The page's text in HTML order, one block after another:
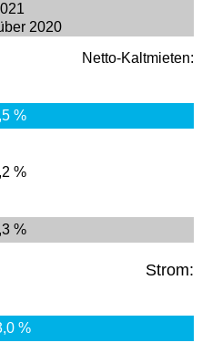
2020
Netto-Kaltmieten:
%
%
%
Strom:
%